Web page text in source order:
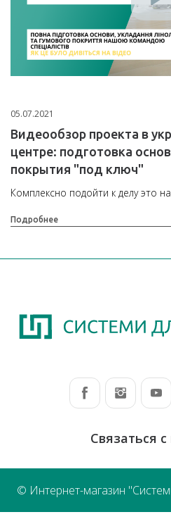
05.07.2021
Видеообзор проекта в
центре: подготовка
покрытия "под ключ"
Комплексно подойти к делу это
Подробнее
Связаться
© Интернет-магазин